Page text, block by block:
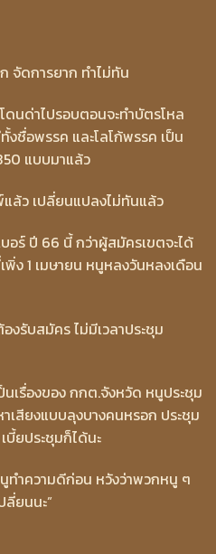
จัดการยาก ทำไม่ทัน
นด่าไปรอบตอนจะทำบัตรโหล
ชื่อพรรค และโลโก้พรรค เป็น
แบบมาแล้ว
แล้ว เปลี่ยนแปลงไม่ทันแล้ว
ร์ ปี 66 นี้ กว่าผู้สมัครเขตจะได้
ง 1 เมษายน หนูหลงวันหลงเดือน
งรับสมัคร ไม่มีเวลาประชุม
เรื่องของ กกต.จังหวัด หนูประชุม
เสียงแบบลุงบางคนหรอก ประชุม
บี้ยประชุมก็ได้นะ
ทำความดีก่อน หวังว่าพวกหนู ๆ
ลี่ยนนะ”